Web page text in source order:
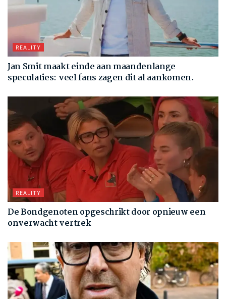
REALITY
Jan Smit maakt einde aan maandenlange
speculaties: veel fans zagen dit al aankomen.
REALITY
De Bondgenoten opgeschrikt door opnieuw een
onverwacht vertrek